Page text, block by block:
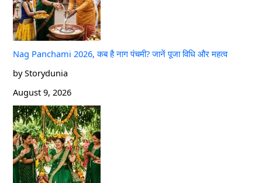
Nag Panchami 2026, कब है नाग पंचमी? जानें पूजा विधि और महत्व
by Storydunia
August 9, 2026